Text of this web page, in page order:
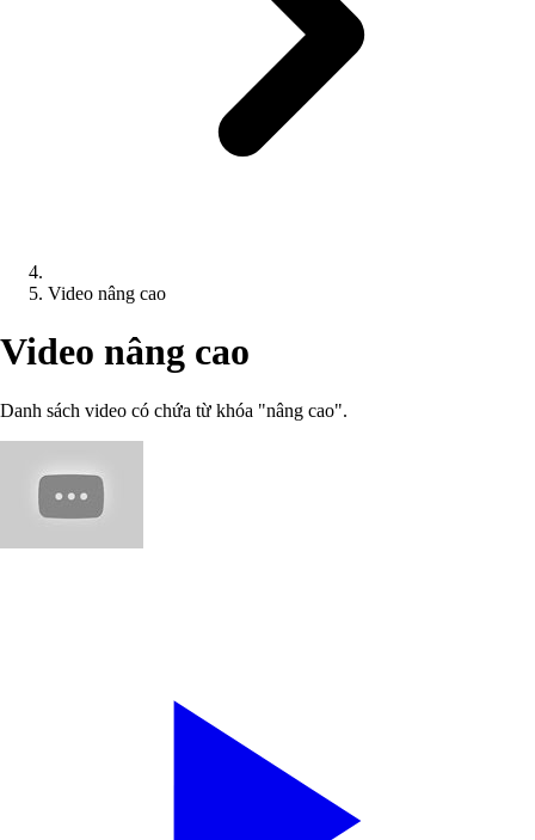
Video nâng cao
Video nâng cao
Danh sách video có chứa từ khóa "nâng cao".